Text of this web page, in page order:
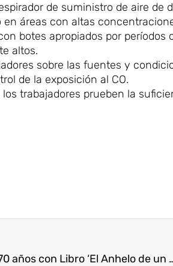
de suministro de aire de
áreas con altas
botes apropiados por
altos.
sobre las fuentes y
de la exposición al CO.
trabajadores prueben la
CCS conmemoró 70 años con Libro